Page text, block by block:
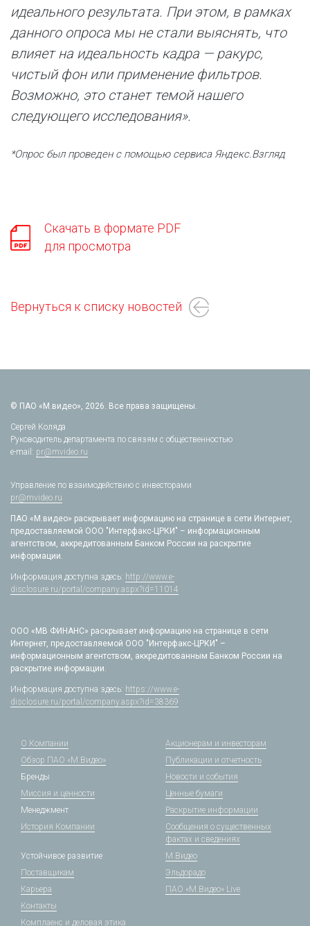
идеального результата. При этом, в рамках
данного опроса мы не стали выяснять, что
влияет на идеальность кадра — ракурс,
чистый фон или применение фильтров.
Возможно, это станет темой нашего
следующего исследования».
*Опрос был проведен с помощью сервиса Яндекс.Взгляд
Скачать в формате PDF
для просмотра
Вернуться к списку новостей
© ПАО «М.видео», 2026. Все права защищены.
Сергей Коляда
Руководитель департамента по связям с общественностью
e-mail: pr@mvideo.ru
Управление по взаимодействию с инвесторами
pr@mvideo.ru
ПАО «М.видео» раскрывает информацию на странице в сети Интернет,
предоставляемой ООО "Интерфакс-ЦРКИ" – информационным
агентством, аккредитованным Банком России на раскрытие
информации.
Информация доступна здесь: http://www.e-
disclosure.ru/portal/company.aspx?id=11014
ООО «МВ ФИНАНС» раскрывает информацию на странице в сети
Интернет, предоставляемой ООО "Интерфакс-ЦРКИ" –
информационным агентством, аккредитованным Банком России на
раскрытие информации.
Информация доступна здесь: https://www.e-
disclosure.ru/portal/company.aspx?id=38369
О Компании
Обзор ПАО «М.Видео»
Бренды
Миссия и ценности
Менеджмент
История Компании
Акционерам и инвесторам
Публикации и отчетность
Новости и события
Ценные бумаги
Раскрытие информации
Сообщения о существенных
фактах и сведениях
Устойчивое развитие
Поставщикам
Карьера
Контакты
Комплаенс и деловая этика
М.Видео
Эльдорадо
ПАО «М.Видео» Live